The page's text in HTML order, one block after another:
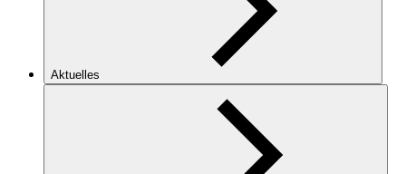
Aktuelles